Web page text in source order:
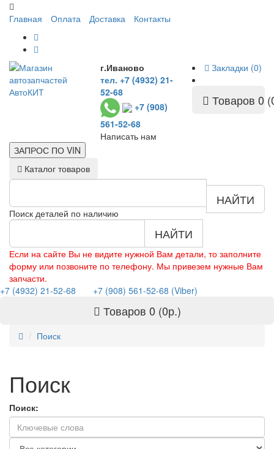
Главная Оплата Доставка Контакты
г.Иваново
тел. +7 (4932) 21-
52-68
+7 (908)
561-52-68
Написать нам
Закладки (0)
Товаров 0
ЗАПРОС ПО VIN
Каталог товаров
Поиск деталей по наличию
НАЙТИ
НАЙТИ
Если на сайте Вы не видите нужной Вам детали, то заполните
форму или позвоните по телефону. Мы привезем нужные Вам
запчасти.
+7 (4932) 21-52-68
+7 (908) 561-52-68 (Viber)
Товаров 0 (0р.)
Поиск
Поиск
Поиск: